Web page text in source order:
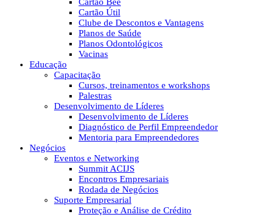
Cartão Útil
Clube de Descontos e Vantagens
Planos de Saúde
Planos Odontológicos
Vacinas
Educação
Capacitação
Cursos, treinamentos e workshops
Palestras
Desenvolvimento de Líderes
Desenvolvimento de Líderes
Diagnóstico de Perfil Empreendedor
Mentoria para Empreendedores
Negócios
Eventos e Networking
Summit ACIJS
Encontros Empresariais
Rodada de Negócios
Suporte Empresarial
Proteção e Análise de Crédito